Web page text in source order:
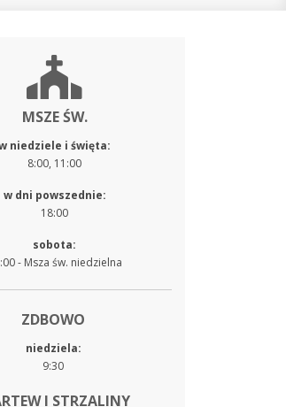
MSZE ŚW.
niedziele i święta:
8:00, 11:00
w dni powszednie:
18:00
sobota:
- Msza św. niedzielna
ZDBOWO
niedziela:
9:30
I STRZALINY